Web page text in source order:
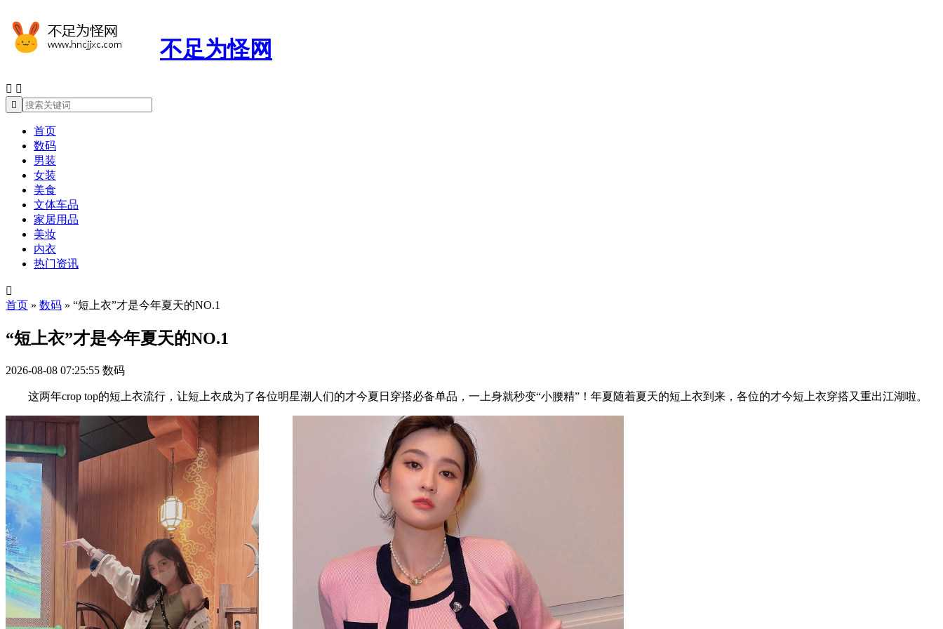
不足为怪网
 

首页
数码
男装
女装
美食
文体车品
家居用品
美妆
内衣
热门资讯

首页 » 数码 » “短上衣”才是今年夏天的NO.1
“短上衣”才是今年夏天的NO.1
2026-08-08 07:25:55 数码
这两年crop top的短上衣流行，让短上衣成为了各位明星潮人们的才今夏日穿搭必备单品，一上身就秒变“小腰精”！年夏随着夏天的短上衣到来，各位的才今短上衣穿搭又重出江湖啦。